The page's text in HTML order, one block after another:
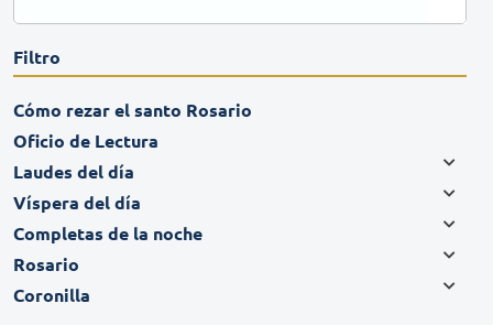
Filtro
Cómo rezar el santo Rosario
Oficio de Lectura
Laudes del día
Víspera del día
Completas de la noche
Rosario
Coronilla